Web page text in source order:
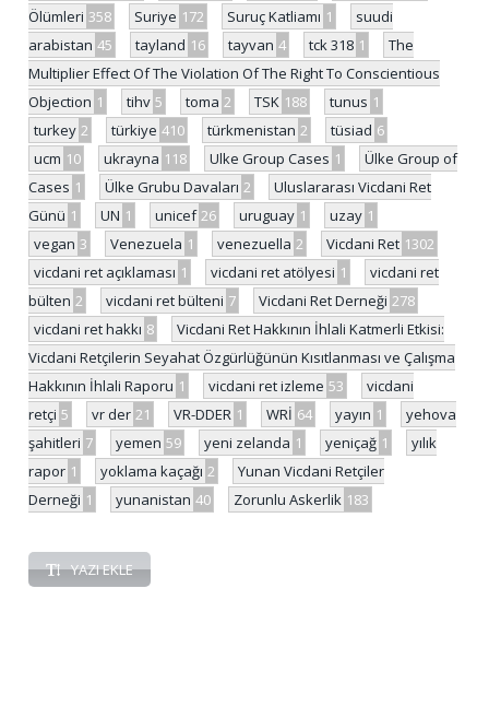
Ölümleri 358 Suriye 172 Suruç Katliamı 1
suudi
arabistan 45 tayland 16 tayvan 4 tck 318 1
The
Multiplier Effect Of The Violation Of The Right To Conscientious
Objection 1 tihv 5 toma 2 TSK 188 tunus 1
turkey 2 türkiye 410 türkmenistan 2 tüsiad 6
ucm 10 ukrayna 118 Ulke Group Cases 1
Ülke Group of
Cases 1 Ülke Grubu Davaları 2
Uluslararası Vicdani Ret
Günü 1 UN 1 unicef 26 uruguay 1 uzay 1
vegan 3 Venezuela 1 venezuella 2 Vicdani Ret 1302
vicdani ret açıklaması 1 vicdani ret atölyesi 1
vicdani ret
bülten 2 vicdani ret bülteni 7 Vicdani Ret Derneği 278
vicdani ret hakkı 8
Vicdani Ret Hakkının İhlali Katmerli Etkisi:
Vicdani Retçilerin Seyahat Özgürlüğünün Kısıtlanması ve Çalışma
Hakkının İhlali Raporu 1 vicdani ret izleme 53
vicdani
retçi 5 vr der 21 VR-DDER 1 WRİ 64 yayın 1
yehova
şahitleri 7 yemen 59 yeni zelanda 1 yeniçağ 1
yılık
rapor 1 yoklama kaçağı 2
Yunan Vicdani Retçiler
Derneği 1 yunanistan 40 Zorunlu Askerlik 183
YAZI EKLE